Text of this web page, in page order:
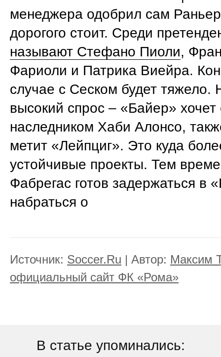
менеджера одобрил сам
дорогого стоит. Среди
называют Стефано Пиоли,
Фариоли и Патрика Виейра.
случае с Сеском будет тяжело.
высокий спрос – «Байер» хочет
наследником Хаби Алонсо,
метит «Лейпциг». Это куда
устойчивые проекты. Тем
Фабрегас готов задержаться в
набраться о
Источник: Soccer.Ru | Автор: Максим
официальный сайт ФК «Рома»
В статье упоминались: